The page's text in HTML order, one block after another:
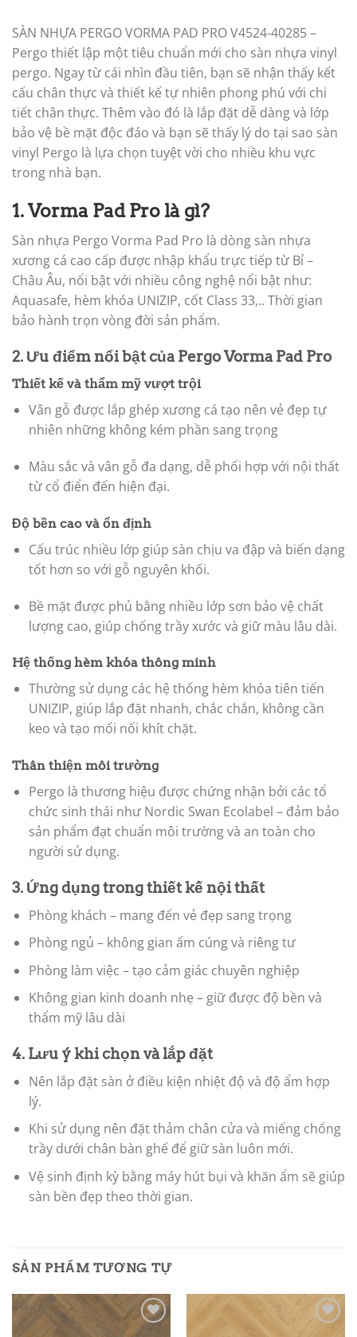
SÀN NHỰA PERGO VORMA PAD PRO V4524-40285 –
Pergo thiết lập một tiêu chuẩn mới cho sàn nhựa vinyl
pergo. Ngay từ cái nhìn đầu tiên, bạn sẽ nhận thấy kết
cấu chân thực và thiết kế tự nhiên phong phú với chi
tiết chân thực. Thêm vào đó là lắp đặt dễ dàng và lớp
bảo vệ bề mặt độc đáo và bạn sẽ thấy lý do tại sao sàn
vinyl Pergo là lựa chọn tuyệt vời cho nhiều khu vực
trong nhà bạn.
1. Vorma Pad Pro là gì?
Sàn nhựa Pergo Vorma Pad Pro là dòng sàn nhựa
xương cá cao cấp được nhập khẩu trực tiếp từ Bỉ –
Châu Âu, nổi bật với nhiều công nghệ nổi bật như:
Aquasafe, hèm khóa UNIZIP, cốt Class 33,.. Thời gian
bảo hành trọn vòng đời sản phẩm.
2. Ưu điểm nổi bật của Pergo Vorma Pad Pro
Thiết kế và thẩm mỹ vượt trội
Vân gỗ được lắp ghép xương cá tạo nên vẻ đẹp tự
nhiên những không kém phần sang trọng
Màu sắc và vân gỗ đa dạng, dễ phối hợp với nội thất
từ cổ điển đến hiện đại.
Độ bền cao và ổn định
Cấu trúc nhiều lớp giúp sàn chịu va đập và biến dạng
tốt hơn so với gỗ nguyên khối.
Bề mặt được phủ bằng nhiều lớp sơn bảo vệ chất
lượng cao, giúp chống trầy xước và giữ màu lâu dài.
Hệ thống hèm khóa thông minh
Thường sử dụng các hệ thống hèm khóa tiên tiến
UNIZIP, giúp lắp đặt nhanh, chắc chắn, không cần
keo và tạo mối nối khít chặt.
Thân thiện môi trường
Pergo là thương hiệu được chứng nhận bởi các tổ
chức sinh thái như Nordic Swan Ecolabel – đảm bảo
sản phẩm đạt chuẩn môi trường và an toàn cho
người sử dụng.
3. Ứng dụng trong thiết kế nội thất
Phòng khách – mang đến vẻ đẹp sang trọng
Phòng ngủ – không gian ấm cúng và riêng tư
Phòng làm việc – tạo cảm giác chuyên nghiệp
Không gian kinh doanh nhẹ – giữ được độ bền và
thẩm mỹ lâu dài
4. Lưu ý khi chọn và lắp đặt
Nên lắp đặt sàn ở điều kiện nhiệt độ và độ ẩm hợp
lý.
Khi sử dụng nên đặt thảm chân cửa và miếng chống
trầy dưới chân bàn ghế để giữ sàn luôn mới.
Vệ sinh định kỳ bằng máy hút bụi và khăn ẩm sẽ giúp
sàn bền đẹp theo thời gian.
SẢN PHẨM TƯƠNG TỰ
Add to